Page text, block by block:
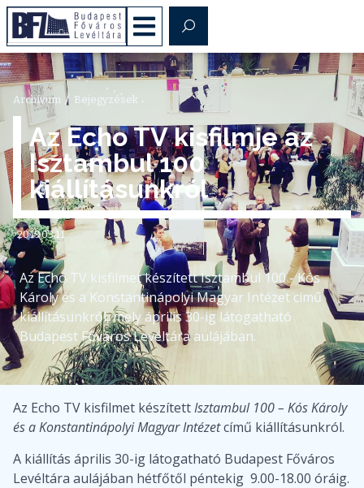
Archívum / Bejegyzések
Az Echo TV kisfilmje az
Isztambul 100
kiállításunkról
2019.03.11
Az Echo TV kisfilmet készített Isztambul 100 - Kós
Károly és a Konstantinápolyi Magyar Intézet című
kiállításunkról, mely április 30-ig látogatható
Budapest Főváros Levéltára aulájában.
Az Echo TV kisfilmet készítettIsztambul 100 – Kós Károly
és a Konstantinápolyi Magyar Intézetcímű kiállításunkról.
A kiállítás április 30-ig látogatható Budapest Főváros
Levéltára aulájában hétfőtől péntekig 9.00-18.00 óráig.